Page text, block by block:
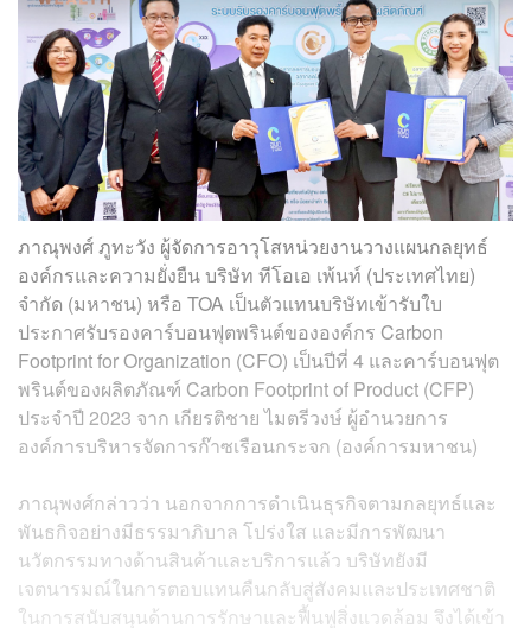
ภาณุพงศ์ ภูทะวัง ผู้จัดการอาวุโสหน่วยงานวางแผนกลยุทธ์
องค์กรและความยั่งยืน บริษัท ทีโอเอ เพ้นท์ (ประเทศไทย)
จำกัด (มหาชน) หรือ TOA เป็นตัวแทนบริษัทเข้ารับใบ
ประกาศรับรองคาร์บอนฟุตพรินต์ขององค์กร Carbon
Footprint for Organization (CFO) เป็นปีที่ 4 และคาร์บอนฟุต
พรินต์ของผลิตภัณฑ์ Carbon Footprint of Product (CFP)
ประจำปี 2023 จาก เกียรติชาย ไมตรีวงษ์ ผู้อำนวยการ
องค์การบริหารจัดการก๊าซเรือนกระจก (องค์การมหาชน)
ภาณุพงศ์กล่าวว่า นอกจากการดำเนินธุรกิจตามกลยุทธ์และ
พันธกิจอย่างมีธรรมาภิบาล โปร่งใส และมีการพัฒนา
นวัตกรรมทางด้านสินค้าและบริการแล้ว บริษัทยังมี
เจตนารมณ์ในการตอบแทนคืนกลับสู่สังคมและประเทศชาติ
ในการสนับสนุนด้านการรักษาและฟื้นฟูสิ่งแวดล้อม จึงได้เข้า